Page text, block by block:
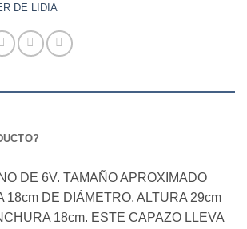
DE LIDIA
DE 6V. TAMAÑO APROXIMADO
18cm DE DIÁMETRO, ALTURA 29cm
18cm. ESTE CAPAZO LLEVA